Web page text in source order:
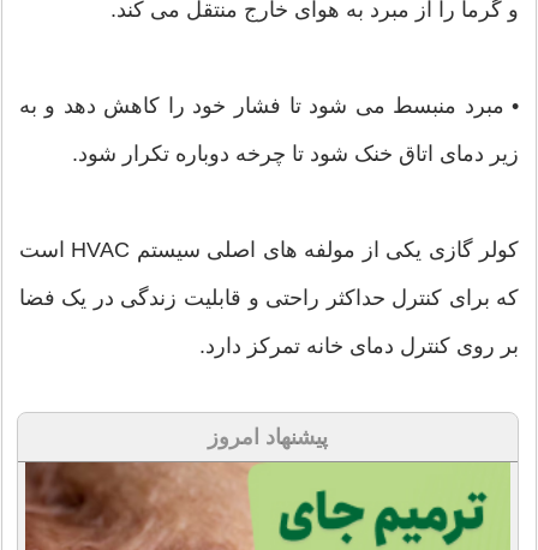
و گرما را از مبرد به هوای خارج منتقل می کند.
• مبرد منبسط می شود تا فشار خود را کاهش دهد و به
زیر دمای اتاق خنک شود تا چرخه دوباره تکرار شود.
کولر گازی یکی از مولفه های اصلی سیستم HVAC است
که برای کنترل حداکثر راحتی و قابلیت زندگی در یک فضا
بر روی کنترل دمای خانه تمرکز دارد.
پیشنهاد امروز